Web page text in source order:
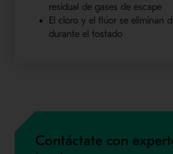
residual de gases de escape
El cloro y el flúor se eliminan
durante el tostado
Contáctate con